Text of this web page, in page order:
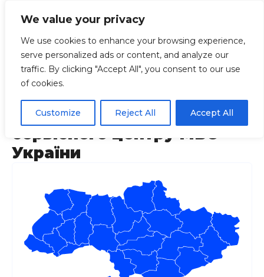
We value your privacy
We use cookies to enhance your browsing experience,
serve personalized ads or content, and analyze our
traffic. By clicking "Accept All", you consent to our use
of cookies.
Customize Reject All Accept All
Головна Вхід до особистого кабінету
Вхід до особистого
кабінету Головного
сервісного центру МВС
України